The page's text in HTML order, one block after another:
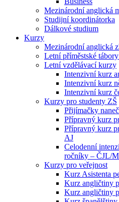
Mezinárodní anglická
Studijní koordinátorka
Dálkové studium
Kurzy
Mezinárodní anglická
Letní příměstské
Letní vzdělávací kurzy
Intenzivní kurz
Intenzivní kurz
Intenzivní kurz
Kurzy pro studenty ZŠ
Přijímačky
Přípravný kurz
Přípravný kurz
AJ
Celodenní
ročníky – ČJL/
Kurzy pro veřejnost
Kurz Asistenta
Kurz angličtiny
Kurz angličtiny